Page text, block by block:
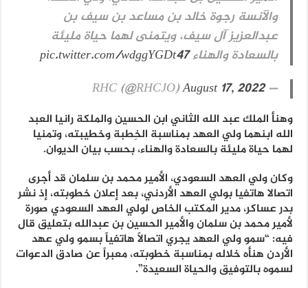
والآنسة رجوة خالد بن مساعد بن سيف بن
عبدالعزيز آل سيف، ويتمنى لهما حياة مليئة
بالسعادة والهناءpic.twitter.com/wdggYGDt47
— RHC (@RHCJO)
August 17, 2022
وهنأ الملك عبد الله الثاني ابن الحسين والملكة رانيا العبد
الله ابنهما ولي العهد بمناسبة الخِطبة وخطيبته، وتمنيا
لهما حياة مليئة بالسعادة والهناء، بحسب بيان الديوان.
وكان ولي العهد السعودي، الأمير محمد بن سلمان قد أجرى
اتصالا هاتفيا بولي العهد الأردني، بعد إعلان خطوبته، إذ نشر
بدر عساكر، مدير المكتب الخاص لولي العهد السعودي صورة
لأمير محمد بن سلمان والأمير الحسين بن عبدالله بتعليق قال
فيه: “سمو ولي العهد يجري اتصالاً هاتفياً بسمو ولي عهد
الأردن هنأه خلاله بمناسبة خطوبته، معبراً عن صادق الدعوات
لسموه بالتوفيق والحياة السعيدة”.